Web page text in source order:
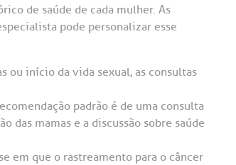
de saúde de cada mulher. As
pode personalizar esse
ou início da vida sexual, as consultas
padrão é de uma consulta
das mamas e a discussão sobre saúde
em que o rastreamento para o câncer